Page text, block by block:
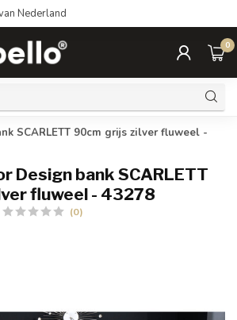
Nederland
0
SCARLETT 90cm grijs zilver fluweel -
Design bank SCARLETT
fluweel - 43278
(0)